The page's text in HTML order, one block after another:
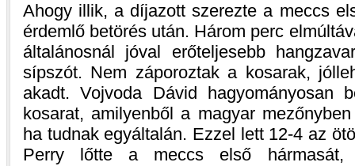
Ahogy illik, a díjazott szerezte a meccs
érdemlő betörés után. Három perc
általánosnál jóval erőteljesebb
sípszót. Nem záporoztak a kosarak,
akadt. Vojvoda Dávid hagyományosan
kosarat, amilyenből a magyar
ha tudnak egyáltalán. Ezzel lett 12-4 az
Perry lőtte a meccs első hármasát,